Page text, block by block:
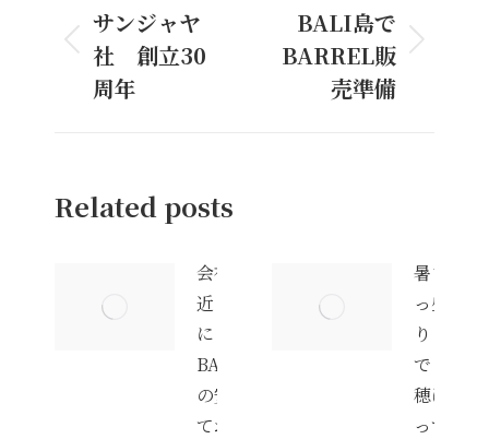
navigation
Previous
post:
サンジャヤ
社 創立30
周年
Next
BALI島で
BARREL販
売準備
Related posts
会社の
近く
に
BAKSO
の安く
ておい
暑さ真
っ盛
り
でも稲
穂は育
って